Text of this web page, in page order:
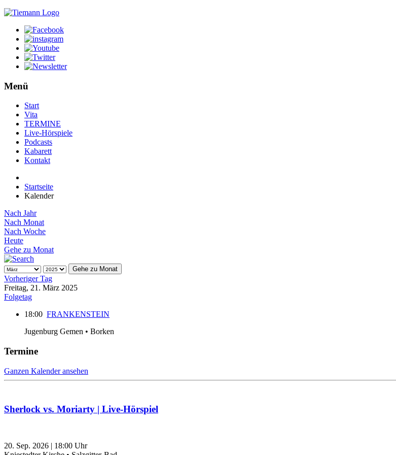
Menü
Start
Vita
TERMINE
Live-Hörspiele
Podcasts
Kabarett
Kontakt
Startseite
Kalender
Nach Jahr
Nach Monat
Nach Woche
Heute
Gehe zu Monat
Gehe zu Monat
Vorheriger Tag
Freitag, 21. März 2025
Folgetag
18:00 FRANKENSTEIN
Jugenburg Gemen • Borken
Termine
Ganzen Kalender ansehen
Sherlock vs. Moriarty | Live-Hörspiel
20. Sep. 2026 | 18:00 Uhr